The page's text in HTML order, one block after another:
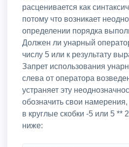
расценивается как
потому что возникает
определении порядка
Должен ли унарный
числу 5 или к результату
Запрет использования
слева от оператора
устраняет эту
обозначить свои намерения,
в круглые скобки -5 или 5 **
ниже: